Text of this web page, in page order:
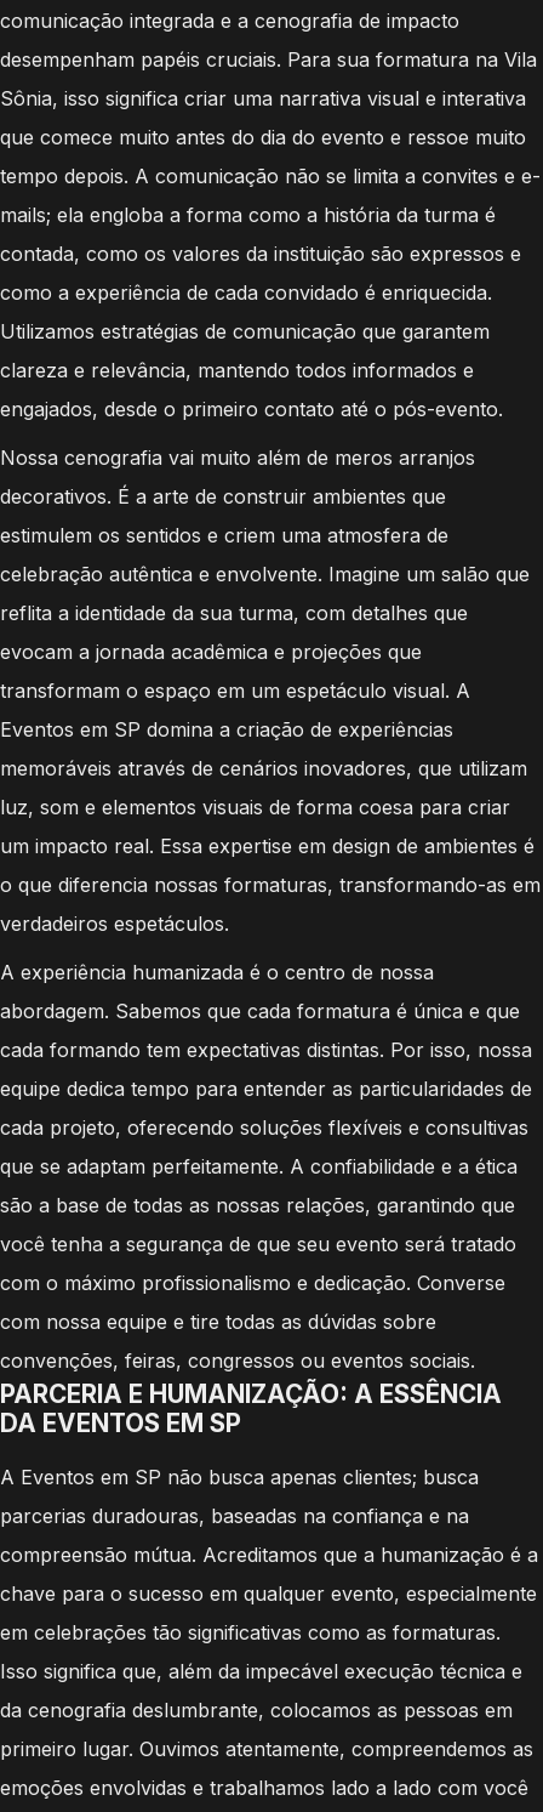
comunicação integrada e a cenografia de impacto
desempenham papéis cruciais. Para sua formatura na Vila
Sônia, isso significa criar uma narrativa visual e interativa
que comece muito antes do dia do evento e ressoe muito
tempo depois. A comunicação não se limita a convites e e-
mails; ela engloba a forma como a história da turma é
contada, como os valores da instituição são expressos e
como a experiência de cada convidado é enriquecida.
Utilizamos estratégias de comunicação que garantem
clareza e relevância, mantendo todos informados e
engajados, desde o primeiro contato até o pós-evento.
Nossa cenografia vai muito além de meros arranjos
decorativos. É a arte de construir ambientes que
estimulem os sentidos e criem uma atmosfera de
celebração autêntica e envolvente. Imagine um salão que
reflita a identidade da sua turma, com detalhes que
evocam a jornada acadêmica e projeções que
transformam o espaço em um espetáculo visual. A
Eventos em SP domina a criação de experiências
memoráveis através de cenários inovadores, que utilizam
luz, som e elementos visuais de forma coesa para criar
um impacto real. Essa expertise em design de ambientes é
o que diferencia nossas formaturas, transformando-as em
verdadeiros espetáculos.
A experiência humanizada é o centro de nossa
abordagem. Sabemos que cada formatura é única e que
cada formando tem expectativas distintas. Por isso, nossa
equipe dedica tempo para entender as particularidades de
cada projeto, oferecendo soluções flexíveis e consultivas
que se adaptam perfeitamente. A confiabilidade e a ética
são a base de todas as nossas relações, garantindo que
você tenha a segurança de que seu evento será tratado
com o máximo profissionalismo e dedicação. Converse
com nossa equipe e tire todas as dúvidas sobre
convenções, feiras, congressos ou eventos sociais.
PARCERIA E HUMANIZAÇÃO: A ESSÊNCIA
DA EVENTOS EM SP
A Eventos em SP não busca apenas clientes; busca
parcerias duradouras, baseadas na confiança e na
compreensão mútua. Acreditamos que a humanização é a
chave para o sucesso em qualquer evento, especialmente
em celebrações tão significativas como as formaturas.
Isso significa que, além da impecável execução técnica e
da cenografia deslumbrante, colocamos as pessoas em
primeiro lugar. Ouvimos atentamente, compreendemos as
emoções envolvidas e trabalhamos lado a lado com você